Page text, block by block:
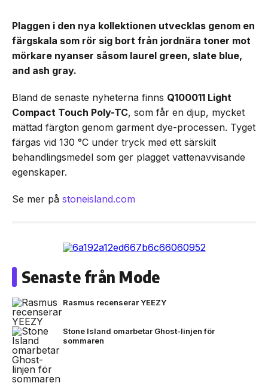
Plaggen i den nya kollektionen utvecklas genom en
färgskala som rör sig bort från jordnära toner mot
mörkare nyanser såsom laurel green, slate blue,
and ash gray.
Bland de senaste nyheterna finns Q100011 Light
Compact Touch Poly-TC, som får en djup, mycket
mättad färgton genom garment dye-processen. Tyget
färgas vid 130 °C under tryck med ett särskilt
behandlingsmedel som ger plagget vattenavvisande
egenskaper.
Se mer på stoneisland.com
Senaste från Mode
Rasmus recenserar YEEZY
Stone Island omarbetar Ghost-linjen för
sommaren